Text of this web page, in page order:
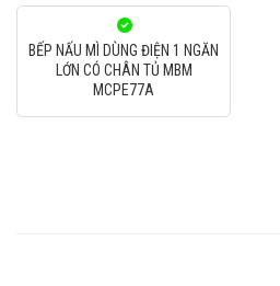
BẾP NẤU MÌ DÙNG ĐIỆN 1 NGĂN
LỚN CÓ CHÂN TỦ MBM
MCPE77A